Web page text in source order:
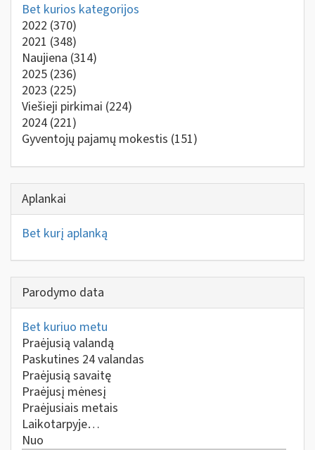
Bet kurios kategorijos
2022 (370)
2021 (348)
Naujiena (314)
2025 (236)
2023 (225)
Viešieji pirkimai (224)
2024 (221)
Gyventojų pajamų mokestis (151)
Aplankai
Bet kurį aplanką
Parodymo data
Bet kuriuo metu
Praėjusią valandą
Paskutines 24 valandas
Praėjusią savaitę
Praėjusį mėnesį
Praėjusiais metais
Laikotarpyje…
Nuo